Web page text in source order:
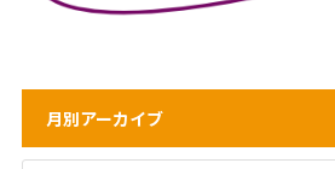
月別アーカイブ